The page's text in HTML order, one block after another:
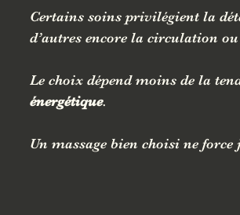
Certains soins privilégient la
d’autres encore la circulation
Le choix dépend moins de la
énergétique.
Un massage bien choisi ne